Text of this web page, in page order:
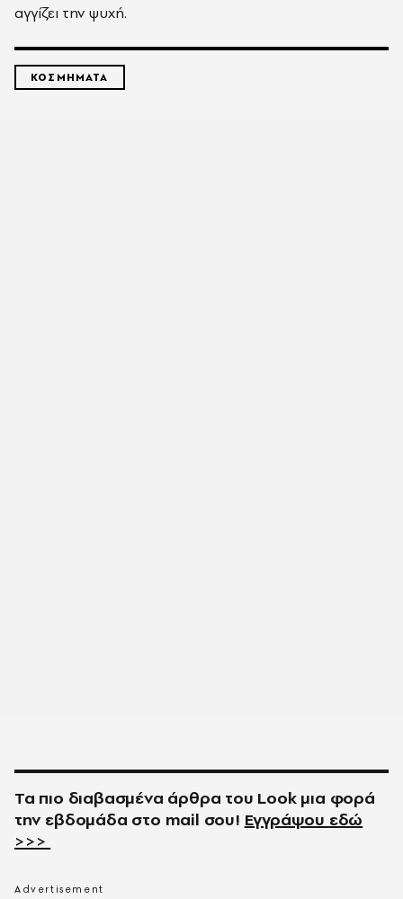
αγγίζει την ψυχή.
ΚΟΣΜΗΜΑΤΑ
Τα πιο διαβασμένα άρθρα του Look μια φορά
την εβδομάδα στο mail σου! Εγγράψου εδώ
>>>